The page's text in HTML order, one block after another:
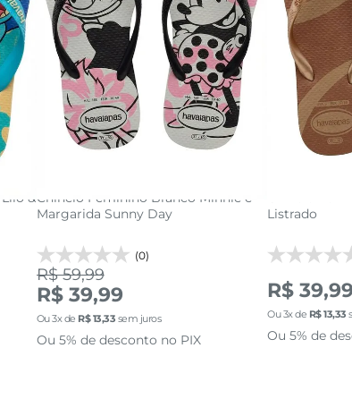
&
33/34 35/36 37/38 39/40
Chinelo Feminino Branco Minnie e
Margarida Sunny Day
(0)
R$ 59,99
R$ 39,99
Ou3x de R$13,33 sem juros
Ou 5% de desconto no PIX
33/34
Listrado
R$ 39,99
Ou3x de R$13,33
Ou 5% de